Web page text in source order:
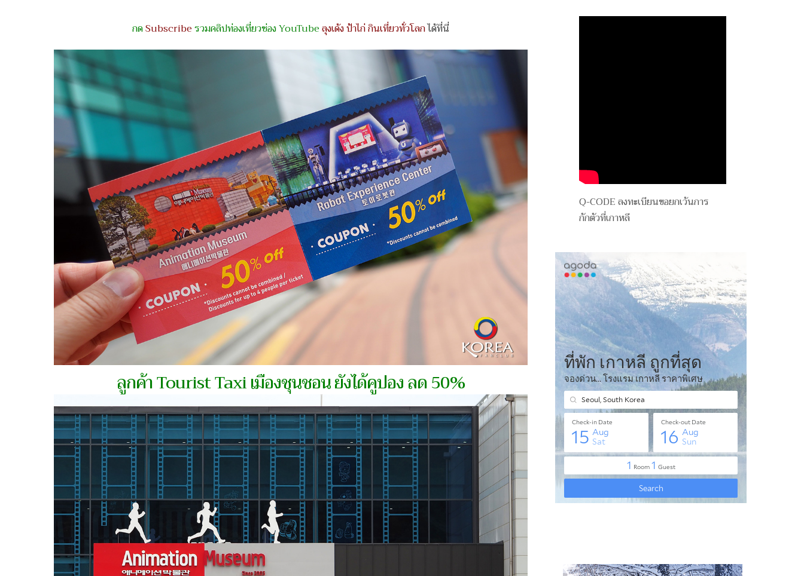
กดSubscribeรวมคลิปท่องเที่ยวช่อง YouTubeลุงเด้ง ป้าไก่ กินเที่ยวทั่วโลกได้ที่นี่
ลูกค้า Tourist Taxi เมืองชุนชอน ยังได้คูปอง ลด 50%
Q-CODE ลงทะเบียนขอยกเว้นการ
กักตัวที่เกาหลี